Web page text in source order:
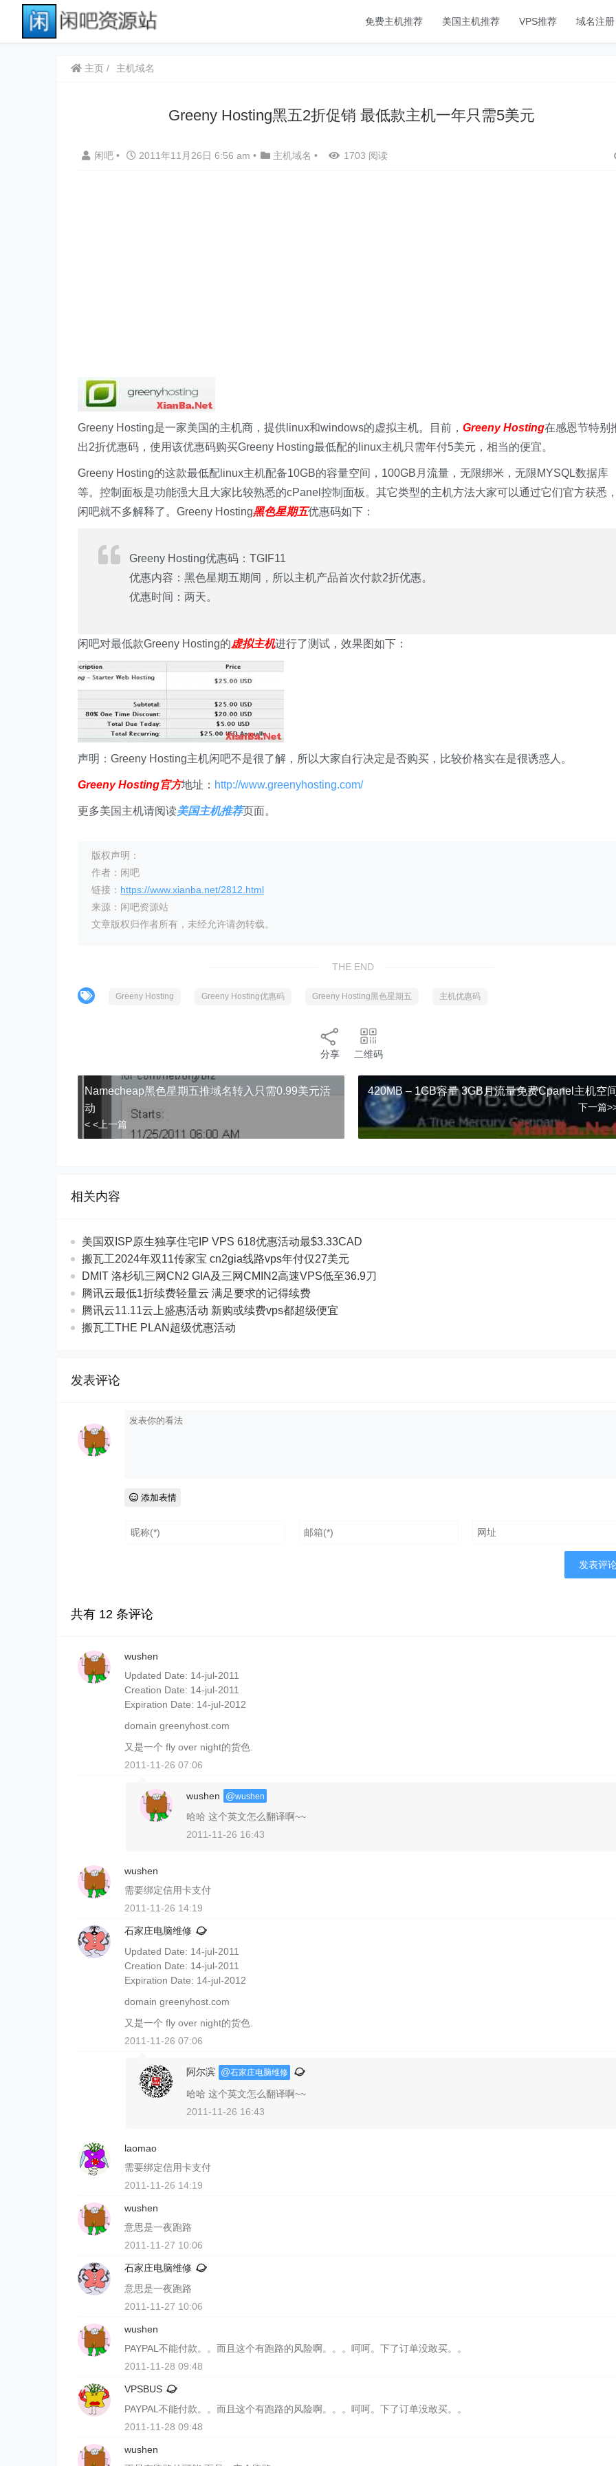
免费主机推荐 美国主机推荐 VPS推荐 域名注册
主页 主机域名
Greeny Hosting黑五2折促销 最低款主机一年只需5美元
闲吧 • 2011年11月26日 6:56 am • 主机域名 • 1703 阅读
Greeny Hosting是一家美国的主机商，提供linux和windows的虚拟主机。目前， Greeny Hosting在感恩节特别
出2折优惠码，使用该优惠码购买Greeny Hosting最低配的linux主机只需年付5美元，相当的便宜。
Greeny Hosting的这款最低配linux主机配备10GB的容量空间，100GB月流量，无限绑米，无限MYSQL数据库
等。控制面板是功能强大且大家比较熟悉的cPanel控制面板。其它类型的主机方法大家可以通过它们官方获悉
闲吧就不多解释了。Greeny Hosting黑色星期五优惠码如下：
Greeny Hosting优惠码：TGIF11
优惠内容：黑色星期五期间，所以主机产品首次付款2折优惠。
优惠时间：两天。
闲吧对最低款Greeny Hosting的虚拟主机进行了测试，效果图如下：
声明：Greeny Hosting主机闲吧不是很了解，所以大家自行决定是否购买，比较价格实在是很诱惑人。
Greeny Hosting官方地址： http://www.greenyhosting.com/
更多美国主机请阅读美国主机推荐页面。
版权声明：
作者：闲吧
链接： https://www.xianba.net/2812.html
来源：闲吧资源站
文章版权归作者所有，未经允许请勿转载。
THE END
Greeny Hosting Greeny Hosting优惠码 Greeny Hosting黑色星期五 主机优惠码
分享 二维码
Namecheap黑色星期五推域名转入只需0.99美元活
动
< <上一篇
420MB – 1GB容量 3GB月流量免费Cpanel主机空
下一篇
相关内容
美国双ISP原生独享住宅IP VPS 618优惠活动最$3.33CAD
搬瓦工2024年双11传家宝 cn2gia线路vps年付仅27美元
DMIT 洛杉矶三网CN2 GIA及三网CMIN2高速VPS低至36.9刀
腾讯云最低1折续费轻量云 满足要求的记得续费
腾讯云11.11云上盛惠活动 新购或续费vps都超级便宜
搬瓦工THE PLAN超级优惠活动
发表评论
添加表情
共有 12 条评论
wushen
Updated Date: 14-jul-2011
Creation Date: 14-jul-2011
Expiration Date: 14-jul-2012
domain greenyhost.com
又是一个 fly over night的货色.
2011-11-26 07:06
wushen @wushen
哈哈 这个英文怎么翻译啊~~
2011-11-26 16:43
wushen
需要绑定信用卡支付
2011-11-26 14:19
石家庄电脑维修
Updated Date: 14-jul-2011
Creation Date: 14-jul-2011
Expiration Date: 14-jul-2012
domain greenyhost.com
又是一个 fly over night的货色.
2011-11-26 07:06
阿尔滨 @石家庄电脑维修
哈哈 这个英文怎么翻译啊~~
2011-11-26 16:43
laomao
需要绑定信用卡支付
2011-11-26 14:19
wushen
意思是一夜跑路
2011-11-27 10:06
石家庄电脑维修
意思是一夜跑路
2011-11-27 10:06
wushen
PAYPAL不能付款。。而且这个有跑路的风险啊。。。呵呵。下了订单没敢买。。
2011-11-28 09:48
VPSBUS
PAYPAL不能付款。。而且这个有跑路的风险啊。。。呵呵。下了订单没敢买。。
2011-11-28 09:48
wushen